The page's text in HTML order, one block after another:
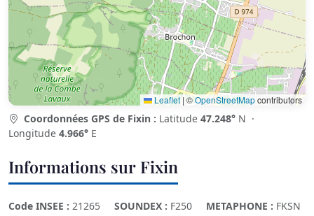
Leaflet | ©OpenStreetMapcontributors
Coordonnées GPS de Fixin : Latitude 47.248° N ·
Longitude 4.966° E
Informations sur Fixin
Code INSEE : 21265 SOUNDEX : F250 METAPHONE : FKSN